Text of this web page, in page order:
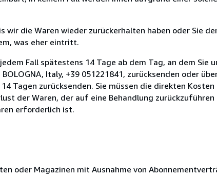
wir die Waren wieder zurückerhalten haben oder Sie
was eher eintritt.
Fall spätestens 14 Tage ab dem Tag, an dem Sie
BOLOGNA, Italy, +39 051221841, zurücksenden oder
Tagen zurücksenden. Sie müssen die direkten
der Waren, der auf eine Behandlung
erforderlich ist.
oder Magazinen mit Ausnahme von